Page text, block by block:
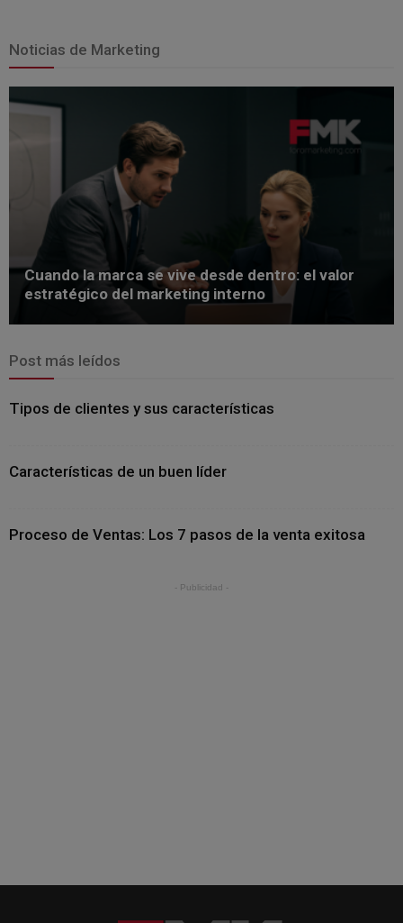
Noticias de Marketing
Cuando la marca se vive desde dentro: el valor
estratégico del marketing interno
Post más leídos
Tipos de clientes y sus características
Características de un buen líder
Proceso de Ventas: Los 7 pasos de la venta exitosa
- Publicidad -